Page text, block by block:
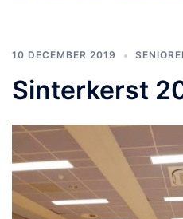
10 DECEMBER 2019
Sinterkerst